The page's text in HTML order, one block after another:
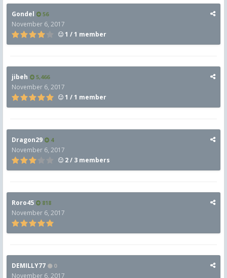
Gondel 56
November 6, 2017
1 / 1 member
jibeh 5,466
November 6, 2017
1 / 1 member
Dragon29 4
November 6, 2017
2 / 3 members
Roro45 818
November 6, 2017
DEMILLY77 0
November 6, 2017